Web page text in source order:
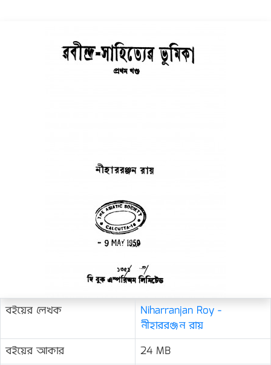
বইয়ের লেখক
Niharranjan Roy -
নীহাররঞ্জন রায়
বইয়ের আকার
24 MB